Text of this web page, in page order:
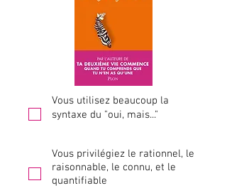
Vous utilisez beaucoup la
syntaxe du "oui, mais..."
Vous privilégiez le rationnel, le
raisonnable, le connu, et le
quantifiable